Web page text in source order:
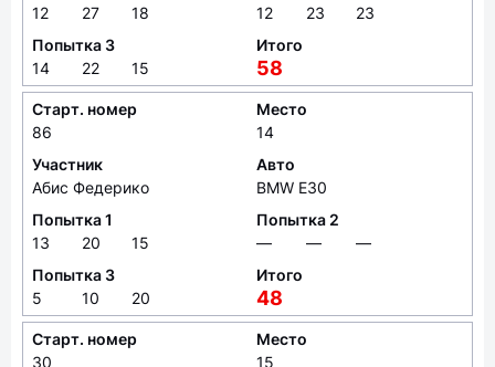
12
27 18
12
23
23
Попытка 3
14
22 15
Итого
58
Старт. номер
86
Место
14
Участник
Абис Федерико
Авто
BMW E30
Попытка 1
13
20 15
Попытка 2
—
—
—
Попытка 3
5
10 20
Итого
48
Старт. номер
30
Место
15